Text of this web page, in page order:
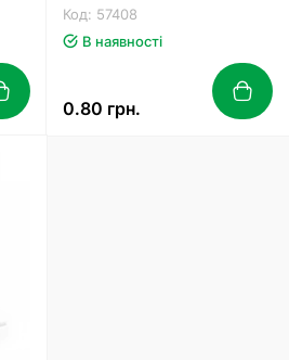
Код: 57408
В наявності
0.80 грн.